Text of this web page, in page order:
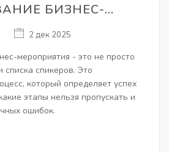
БИЗНЕС-
ПОШАГОВЫЙ
2 дек 2025
мероприятия - это не просто
списка спикеров. Это
который определяет успех
этапы нельзя пропускать и
ошибок.